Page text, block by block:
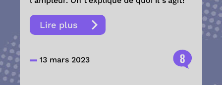
Lire plus
13 mars 2023 8